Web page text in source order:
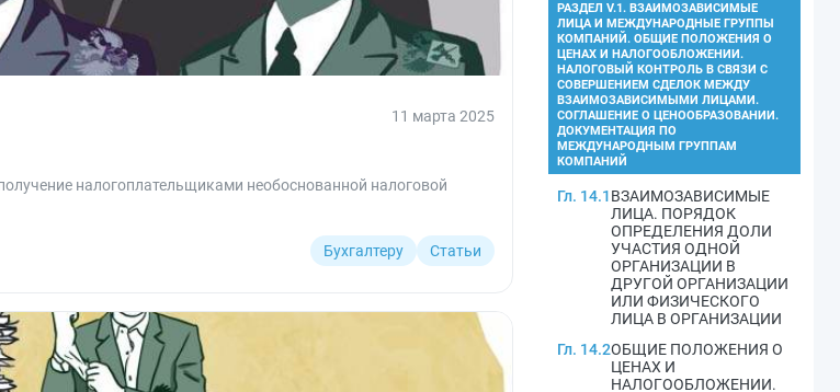
11 марта 2025
налогоплательщиками необоснованной налоговой
Бухгалтеру Статьи
РАЗДЕЛ V.1. ВЗАИМОЗАВИСИМЫЕ
ЛИЦА И МЕЖДУНАРОДНЫЕ ГРУППЫ
КОМПАНИЙ. ОБЩИЕ ПОЛОЖЕНИЯ О
ЦЕНАХ И НАЛОГООБЛОЖЕНИИ.
НАЛОГОВЫЙ КОНТРОЛЬ В СВЯЗИ С
СОВЕРШЕНИЕМ СДЕЛОК МЕЖДУ
ВЗАИМОЗАВИСИМЫМИ ЛИЦАМИ.
СОГЛАШЕНИЕ О ЦЕНООБРАЗОВАНИИ.
ДОКУМЕНТАЦИЯ ПО
МЕЖДУНАРОДНЫМ ГРУППАМ
КОМПАНИЙ
Гл. 14.1ВЗАИМОЗАВИСИМЫЕ
ЛИЦА. ПОРЯДОК
ОПРЕДЕЛЕНИЯ ДОЛИ
УЧАСТИЯ ОДНОЙ
ОРГАНИЗАЦИИ В
ДРУГОЙ ОРГАНИЗАЦИИ
ИЛИ ФИЗИЧЕСКОГО
ЛИЦА В ОРГАНИЗАЦИИ
Гл. 14.2ОБЩИЕ ПОЛОЖЕНИЯ О
ЦЕНАХ И
НАЛОГООБЛОЖЕНИИ.